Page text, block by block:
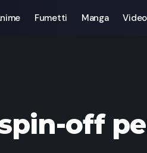
Fumetti Manga
off